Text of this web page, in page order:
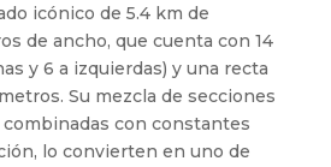
icónico de 5.4 km de
de ancho, que cuenta con 14
y 6 a izquierdas) y una recta
Su mezcla de secciones
con constantes
lo convierten en uno de